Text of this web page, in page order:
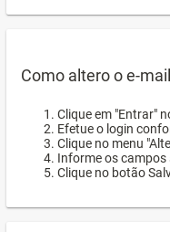
Como altero o e-
Clique em "Entrar"
Efetue o login
Clique no menu
Informe os campos
Clique no botão